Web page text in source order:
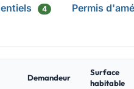
4 Permis
Demandeur
Surface
habitable